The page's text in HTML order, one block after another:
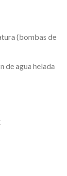
(bombas de
de agua helada